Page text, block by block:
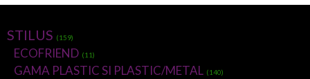
STILUS (159)
ECOFRIEND (11)
GAMA PLASTIC SI PLASTIC/METAL (140)